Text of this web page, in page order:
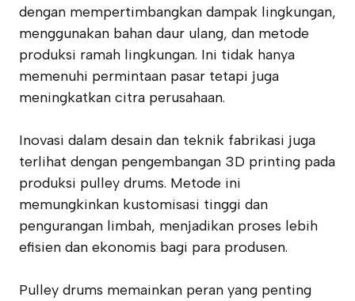
dengan mempertimbangkan dampak lingkungan,
menggunakan bahan daur ulang, dan metode
produksi ramah lingkungan. Ini tidak hanya
memenuhi permintaan pasar tetapi juga
meningkatkan citra perusahaan.
Inovasi dalam desain dan teknik fabrikasi juga
terlihat dengan pengembangan 3D printing pada
produksi pulley drums. Metode ini
memungkinkan kustomisasi tinggi dan
pengurangan limbah, menjadikan proses lebih
efisien dan ekonomis bagi para produsen.
Pulley drums memainkan peran yang penting